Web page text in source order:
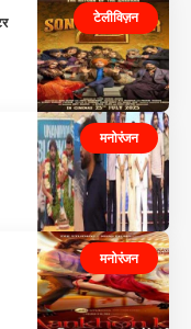
टेलीविज़न
मनोरंजन
मनोरंजन